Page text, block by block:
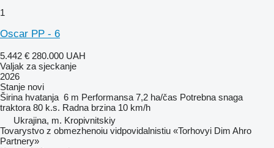
1
Oscar PP - 6
5.442 € 280.000 UAH
Valjak za sjeckanje
2026
Stanje novi
Širina hvatanja 6 m Performansa 7,2 ha/čas Potrebna snaga
traktora 80 k.s. Radna brzina 10 km/h
Ukrajina, m. Kropivnitskiy
Tovarystvo z obmezhenoiu vidpovidalnistiu «Torhovyi Dim Ahro
Partnery»